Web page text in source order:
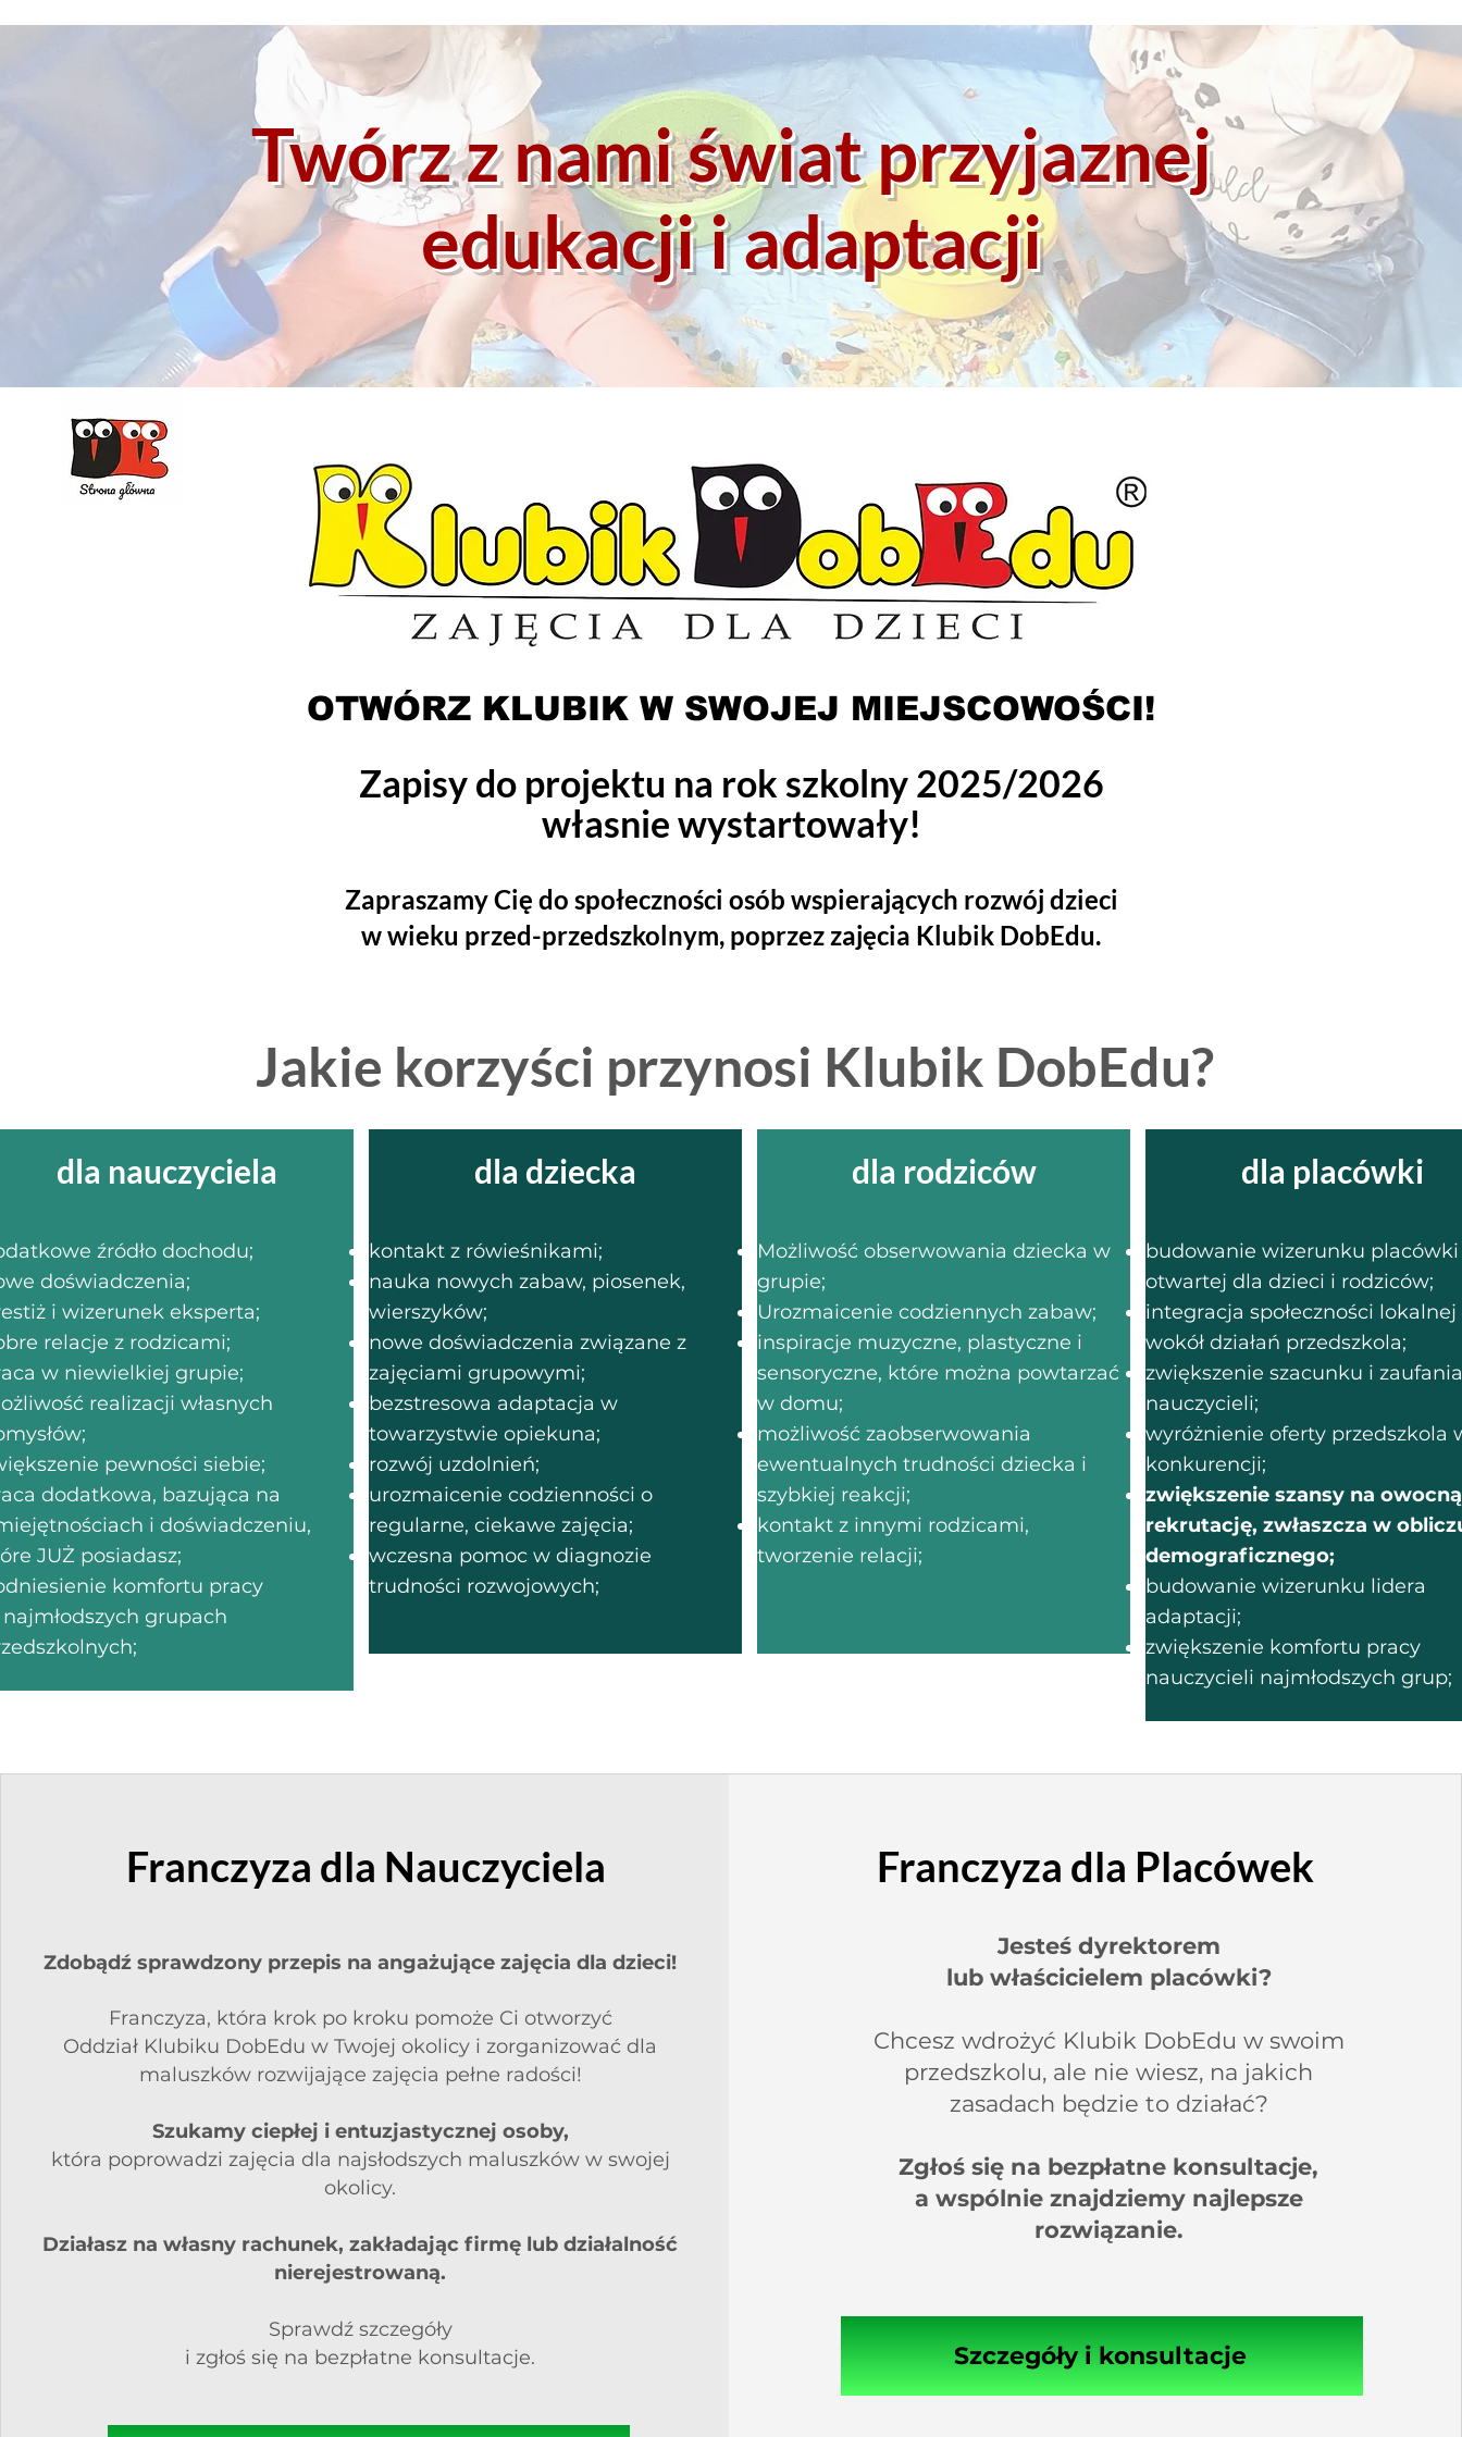
Twórz z nami świat przyjaznej
edukacji i adaptacji
OTWÓRZ KLUBIK W SWOJEJ MIEJSCOWOŚCI!
Zapisy do projektu na rok szkolny 2025/2026
własnie wystartowały!
Zapraszamy Cię do społeczności osób wspierających rozwój dzieci
w wieku przed-przedszkolnym, poprzez zajęcia Klubik DobEdu.
Jakie korzyści przynosi Klubik DobEdu?
dla nauczyciela
źródło dochodu;
doświadczenia;
i wizerunek eksperta;
relacje z rodzicami;
w niewielkiej grupie;
realizacji własnych
pewności siebie;
dodatkowa, bazująca na
i doświadczeniu,
JUŻ posiadasz;
komfortu pracy
grupach
dla dziecka
kontakt z rówieśnikami;
nauka nowych zabaw, piosenek,
wierszyków;
nowe doświadczenia związane z
zajęciami grupowymi;
bezstresowa adaptacja w
towarzystwie opiekuna;
rozwój uzdolnień;
urozmaicenie codzienności o
regularne, ciekawe zajęcia;
wczesna pomoc w diagnozie
trudności rozwojowych;
dla rodziców
Możliwość obserwowania dziecka w
grupie;
Urozmaicenie codziennych zabaw;
inspiracje muzyczne, plastyczne i
sensoryczne, które można powtarzać
w domu;
możliwość zaobserwowania
ewentualnych trudności dziecka i
szybkiej reakcji;
kontakt z innymi rodzicami,
tworzenie relacji;
dla placówki
budowanie wizerunku placówki
otwartej dla dzieci i rodziców;
integracja społeczności lokalnej
wokół działań przedszkola;
zwiększenie szacunku i
nauczycieli;
wyróżnienie oferty przedszkola
konkurencji;
zwiększenie szansy na owocną
rekrutację, zwłaszcza w
demograficznego;
budowanie wizerunku lidera
adaptacji;
zwiększenie komfortu pracy
nauczycieli najmłodszych grup;
Franczyza dla Nauczyciela
Zdobądź sprawdzony przepis na angażujące zajęcia dla dzieci!
Franczyza, która krok po kroku pomoże Ci otworzyć
Oddział Klubiku DobEdu w Twojej okolicy i zorganizować dla
maluszków rozwijające zajęcia pełne radości!
Szukamy ciepłej i entuzjastycznej osoby,
która poprowadzi zajęcia dla najsłodszych maluszków w swojej
okolicy.
Działasz na własny rachunek, zakładając firmę lub działalność
nierejestrowaną.
Sprawdź szczegóły
i zgłoś się na bezpłatne konsultacje.
Franczyza dla Placówek
Jesteś dyrektorem
lub właścicielem placówki?
Chcesz wdrożyć Klubik DobEdu w swoim
przedszkolu, ale nie wiesz, na jakich
zasadach będzie to działać?
Zgłoś się na bezpłatne konsultacje,
a wspólnie znajdziemy najlepsze
rozwiązanie.
Szczegóły i konsultacje